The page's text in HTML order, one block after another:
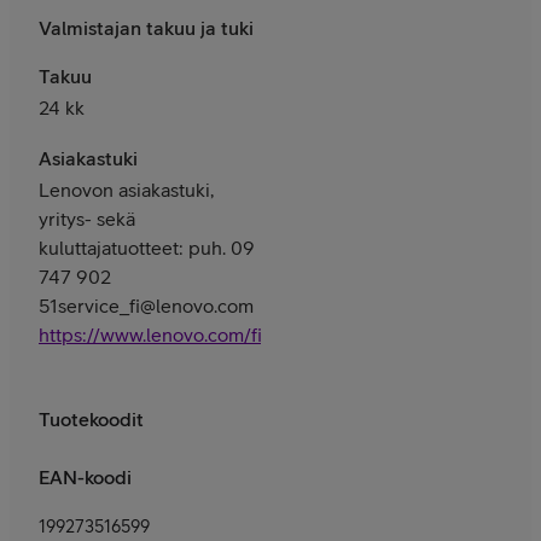
Valmistajan takuu ja tuki
Takuu
24 kk
Asiakastuki
Lenovon asiakastuki,
yritys- sekä
kuluttajatuotteet: puh. 09
747 902
51service_fi@lenovo.com
https://www.lenovo.com/fi/fi/services
Tuotekoodit
EAN-koodi
199273516599